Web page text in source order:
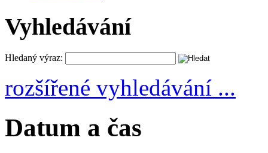
Vyhledávání
Hledaný výraz:
rozšířené vyhledávání ...
Datum a čas